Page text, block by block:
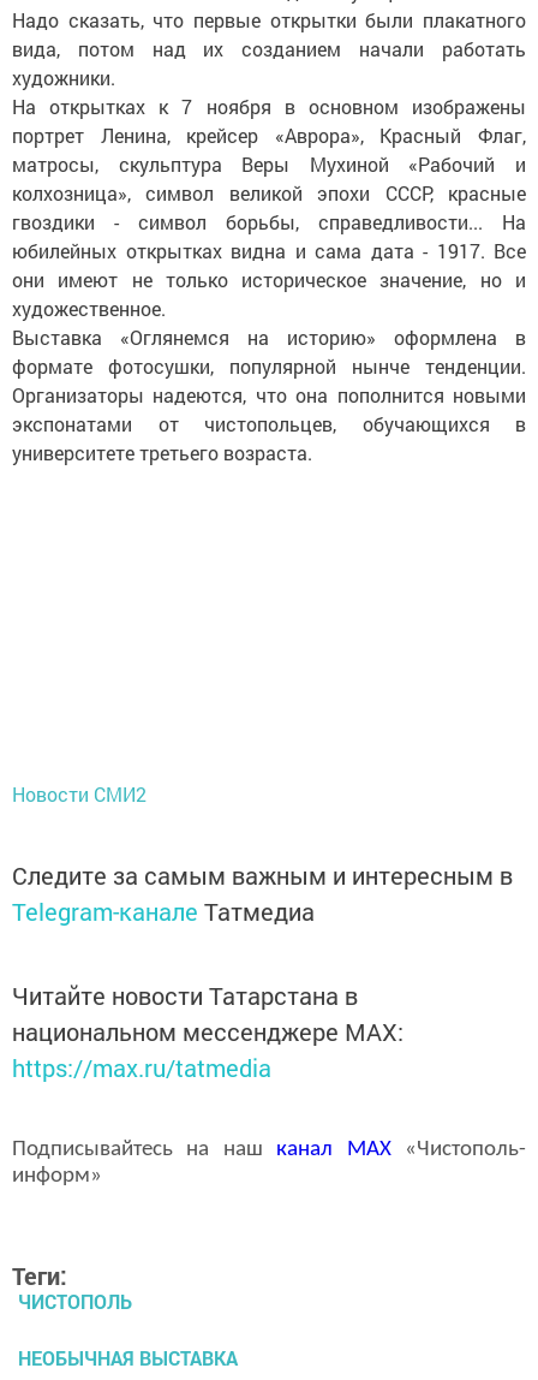
Надо сказать, что первые открытки были плакатного
вида, потом над их созданием начали работать
художники.
На открытках к 7 ноября в основном изображены
портрет Ленина, крейсер «Аврора», Красный Флаг,
матросы, скульптура Веры Мухиной «Рабочий и
колхозница», символ великой эпохи СССР, красные
гвоздики - символ борьбы, справедливости... На
юбилейных открытках видна и сама дата - 1917. Все
они имеют не только историческое значение, но и
художественное.
Выставка «Оглянемся на историю» оформлена в
формате фотосушки, популярной нынче тенденции.
Организаторы надеются, что она пополнится новыми
экспонатами от чистопольцев, обучающихся в
университете третьего возраста.
Новости СМИ2
Следите за самым важным и интересным в
Telegram-канале Татмедиа
Читайте новости Татарстана в
национальном мессенджере MАХ:
https://max.ru/tatmedia
Подписывайтесь на наш канал MAX«Чистополь-
информ»
Теги:
ЧИСТОПОЛЬ
НЕОБЫЧНАЯ ВЫСТАВКА